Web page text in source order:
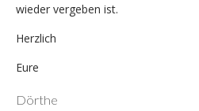
wieder vergeben ist.
Herzlich
Eure
Dörthe